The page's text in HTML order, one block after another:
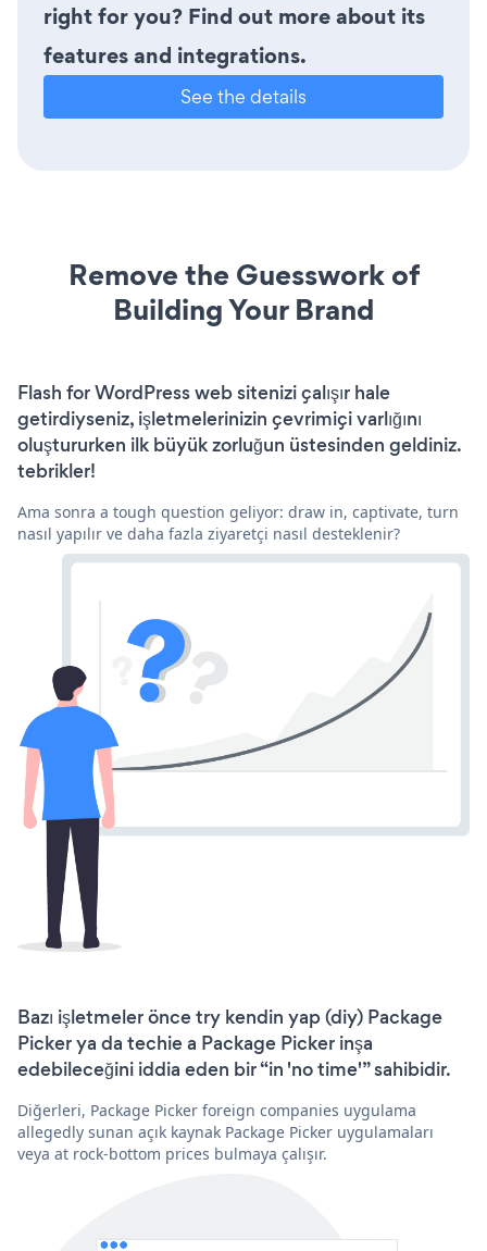
right for you? Find out more about its
features and integrations.
See the details
Remove the Guesswork of
Building Your Brand
Flash for WordPress web sitenizi çalışır hale
getirdiyseniz, işletmelerinizin çevrimiçi varlığını
oluştururken ilk büyük zorluğun üstesinden geldiniz.
tebrikler!
Ama sonra a tough question geliyor: draw in, captivate, turn
nasıl yapılır ve daha fazla ziyaretçi nasıl desteklenir?
Bazı işletmeler önce try kendin yap (diy) Package
Picker ya da techie a Package Picker inşa
edebileceğini iddia eden bir “in 'no time'” sahibidir.
Diğerleri, Package Picker foreign companies uygulama
allegedly sunan açık kaynak Package Picker uygulamaları
veya at rock-bottom prices bulmaya çalışır.